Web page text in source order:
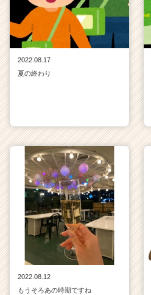
2022.08.17
夏の終わり
2022.08.12
もうそろあの時期ですね